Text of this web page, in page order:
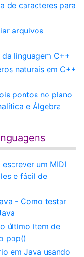
de caracteres para
arquivos
linguagem C++
naturais em C++
pontos no plano
e Álgebra
um MIDI
e fácil de
- Como testar
último item de
pop()
em Java usando